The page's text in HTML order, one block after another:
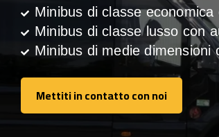
Minibus di classe economica
Minibus di classe lusso con
Minibus di medie dimensioni
Mettiti in contatto con noi
Mettiti in contatto con noi